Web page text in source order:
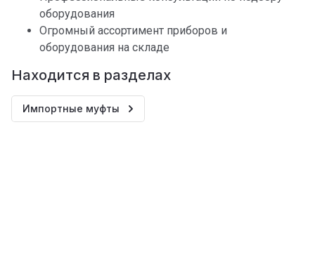
оборудования
Огромный ассортимент приборов и
оборудования на складе
Находится в разделах
Импортные муфты